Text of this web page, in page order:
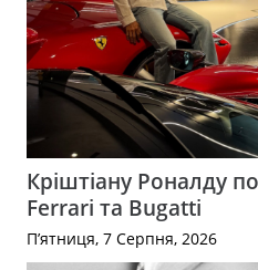
Кріштіану Роналду
Ferrari та Bugatti
П’ятниця, 7 Серпня, 2026